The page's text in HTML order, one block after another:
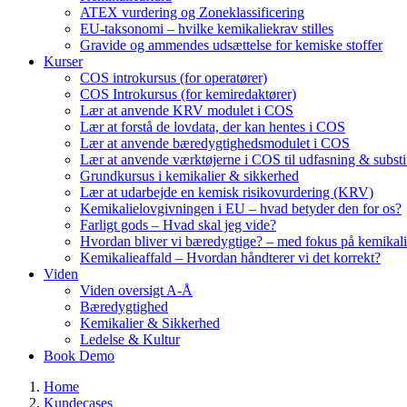
ATEX vurdering og Zoneklassificering
EU-taksonomi – hvilke kemikaliekrav stilles
Gravide og ammendes udsættelse for kemiske stoffer
Kurser
COS introkursus (for operatører)
COS Introkursus (for kemiredaktører)
Lær at anvende KRV modulet i COS
Lær at forstå de lovdata, der kan hentes i COS
Lær at anvende bæredygtighedsmodulet i COS
Lær at anvende værktøjerne i COS til udfasning &
Grundkursus i kemikalier & sikkerhed
Lær at udarbejde en kemisk risikovurdering (KRV)
Kemikalielovgivningen i EU – hvad betyder den for os?
Farligt gods – Hvad skal jeg vide?
Hvordan bliver vi bæredygtige? – med fokus på
Kemikalieaffald – Hvordan håndterer vi det korrekt?
Viden
Viden oversigt A-Å
Bæredygtighed
Kemikalier & Sikkerhed
Ledelse & Kultur
Book Demo
Home
Kundecases